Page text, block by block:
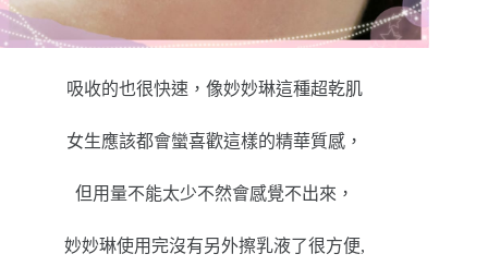
吸收的也很快速，像妙妙琳這種超乾肌
女生應該都會蠻喜歡這樣的精華質感，
但用量不能太少不然會感覺不出來，
妙妙琳使用完沒有另外擦乳液了很方便,